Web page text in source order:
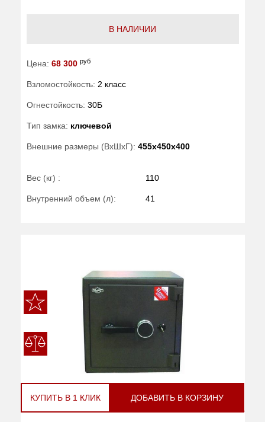
В НАЛИЧИИ
Цена: 68 300 руб
Взломостойкость: 2 класс
Огнестойкость: 30Б
Тип замка: ключевой
Внешние размеры (ВхШхГ): 455x450x400
Вес (кг) : 110
Внутренний объем (л): 41
КУПИТЬ В 1 КЛИК ДОБАВИТЬ В КОРЗИНУ